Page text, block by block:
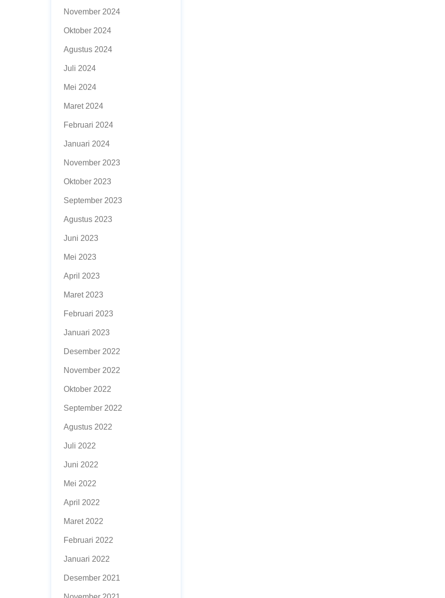
November 2024
Oktober 2024
Agustus 2024
Juli 2024
Mei 2024
Maret 2024
Februari 2024
Januari 2024
November 2023
Oktober 2023
September 2023
Agustus 2023
Juni 2023
Mei 2023
April 2023
Maret 2023
Februari 2023
Januari 2023
Desember 2022
November 2022
Oktober 2022
September 2022
Agustus 2022
Juli 2022
Juni 2022
Mei 2022
April 2022
Maret 2022
Februari 2022
Januari 2022
Desember 2021